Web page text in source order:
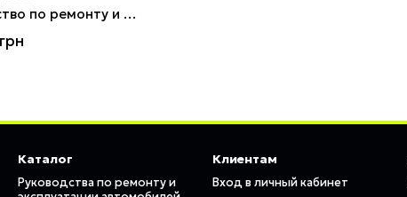
SETRA S300. Руководство по ремонту и эксплуатации. Книга
Каталог
Руководства по ремонту и
Клиентам
Вход в личный кабинет